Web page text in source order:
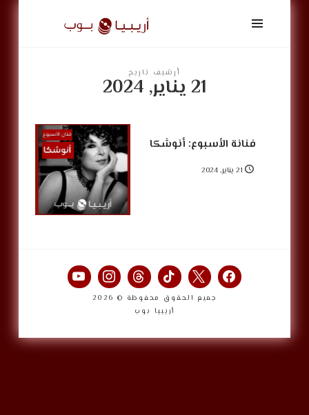
أريبيا
بوب
ArabiaPopأرشيف تاريخ
21 يناير, 2024
فنانة الأسبوع: أنوشكا
21 يناير, 2024
جميع الحقوق محفوظة © 2026
أريبيا بوب